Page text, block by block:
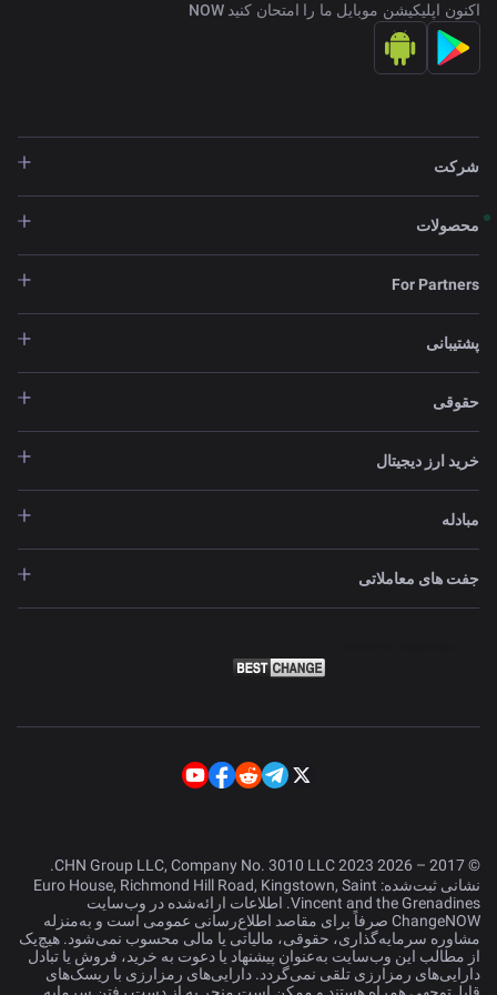
اکنون اپلیکیشن موبایل ما را امتحان کنید NOW
شرکت
محصولات
For Partners
پشتیبانی
حقوقی
خرید ارز دیجیتال
مبادله
جفت های معاملاتی
© 2017 – 2026 CHN Group LLC, Company No. 3010 LLC 2023.
نشانی ثبت‌شده: Euro House, Richmond Hill Road, Kingstown, Saint
Vincent and the Grenadines. اطلاعات ارائه‌شده در وب‌سایت
ChangeNOW صرفاً برای مقاصد اطلاع‌رسانی عمومی است و به‌منزله
مشاوره سرمایه‌گذاری، حقوقی، مالیاتی یا مالی محسوب نمی‌شود. هیچ‌یک
از مطالب این وب‌سایت به‌عنوان پیشنهاد یا دعوت به خرید، فروش یا تبادل
دارایی‌های رمزارزی تلقی نمی‌گردد. دارایی‌های رمزارزی با ریسک‌های